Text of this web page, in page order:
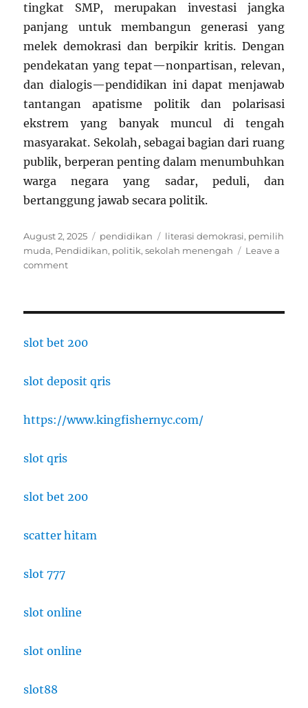
tingkat SMP, merupakan investasi jangka
panjang untuk membangun generasi yang
melek demokrasi dan berpikir kritis. Dengan
pendekatan yang tepat—nonpartisan, relevan,
dan dialogis—pendidikan ini dapat menjawab
tantangan apatisme politik dan polarisasi
ekstrem yang banyak muncul di tengah
masyarakat. Sekolah, sebagai bagian dari ruang
publik, berperan penting dalam menumbuhkan
warga negara yang sadar, peduli, dan
bertanggung jawab secara politik.
Posted
on
August 2, 2025 Categories
pendidikan Tags
literasi demokrasi, pemilih
muda, Pendidikan, politik,sekolah menengah
Leave a
commenton
Sejak
slot bet 200
slot deposit qris
https://www.kingfishernyc.com/
slot qris
slot bet 200
scatter hitam
slot 777
slot online
slot online
slot88